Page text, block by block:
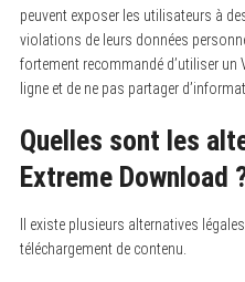
peuvent exposer les utilisateurs à
violations de leurs données
fortement recommandé d’utiliser un
ligne et de ne pas partager
Quelles sont les
Extreme Download
Il existe plusieurs alternatives
téléchargement de contenu.